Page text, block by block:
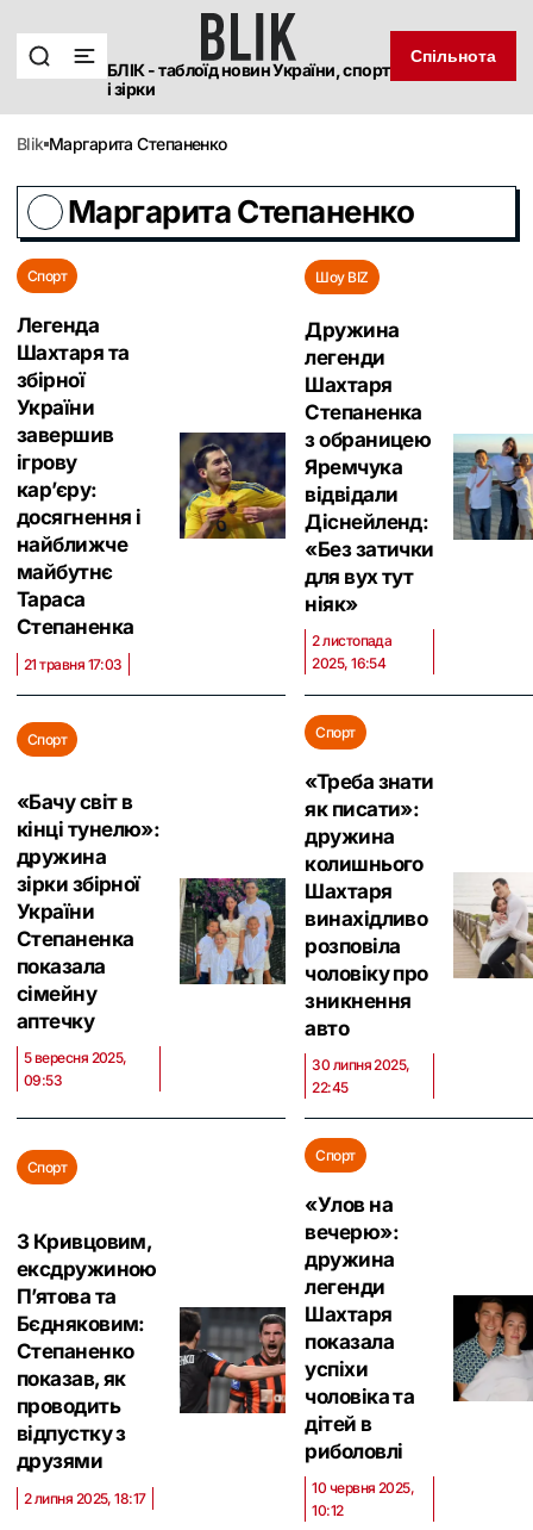
БЛІК - таблоїд новин України, спорт
і зірки
Спільнота
blik Маргарита Степаненко
Маргарита Степаненко
Спорт
Легенда
Шахтаря та
збірної
України
завершив
ігрову
кар’єру:
досягнення і
найближче
майбутнє
Тараса
Степаненка
21 травня 17:03
Шоу BIZ
Дружина
легенди
Шахтаря
Степаненка
з обраницею
Яремчука
відвідали
Діснейленд:
«Без затички
для вух тут
ніяк‎»
2 листопада
2025, 16:54
Спорт
«‎Бачу світ в
кінці тунелю»:
дружина
зірки збірної
України
Степаненка
показала
сімейну
аптечку
5 вересня 2025,
09:53
Спорт
«Треба знати
як писати»:
дружина
колишнього
Шахтаря
винахідливо
розповіла
чоловіку про
зникнення
авто
30 липня 2025,
22:45
Спорт
З Кривцовим,
ексдружиною
П’ятова та
Бєдняковим:
Степаненко
показав, як
проводить
відпустку з
друзями
2 липня 2025, 18:17
Спорт
«Улов на
вечерю»:
дружина
легенди
Шахтаря
показала
успіхи
чоловіка та
дітей в
риболовлі
10 червня 2025,
10:12